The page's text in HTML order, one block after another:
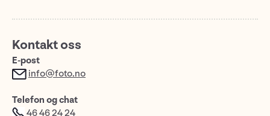
Kontakt oss
E-post
info@foto.no
Telefon og chat
46 46 24 24